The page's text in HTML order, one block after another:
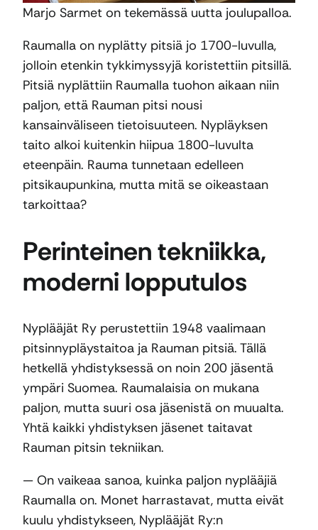
Marjo Sarmet on tekemässä uutta joulupalloa.
Raumalla on nyplätty pitsiä jo 1700-luvulla,
jolloin etenkin tykkimyssyjä koristettiin pitsillä.
Pitsiä nyplättiin Raumalla tuohon aikaan niin
paljon, että Rauman pitsi nousi
kansainväliseen tietoisuuteen. Nypläyksen
taito alkoi kuitenkin hiipua 1800-luvulta
eteenpäin. Rauma tunnetaan edelleen
pitsikaupunkina, mutta mitä se oikeastaan
tarkoittaa?
Perinteinen tekniikka,
moderni lopputulos
Nyplääjät Ry perustettiin 1948 vaalimaan
pitsinnypläystaitoa ja Rauman pitsiä. Tällä
hetkellä yhdistyksessä on noin 200 jäsentä
ympäri Suomea. Raumalaisia on mukana
paljon, mutta suuri osa jäsenistä on muualta.
Yhtä kaikki yhdistyksen jäsenet taitavat
Rauman pitsin tekniikan.
— On vaikeaa sanoa, kuinka paljon nyplääjiä
Raumalla on. Monet harrastavat, mutta eivät
kuulu yhdistykseen, Nyplääjät Ry:n